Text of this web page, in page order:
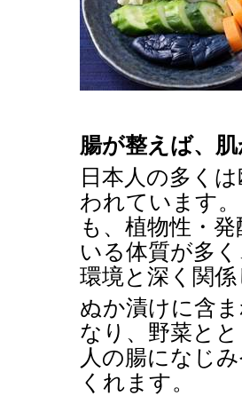
腸が整えば、
日本人の多く
われています
も、植物性・
いる体質が多
環境と深く関
ぬか漬けに含
なり、野菜と
人の腸になじ
くれます。